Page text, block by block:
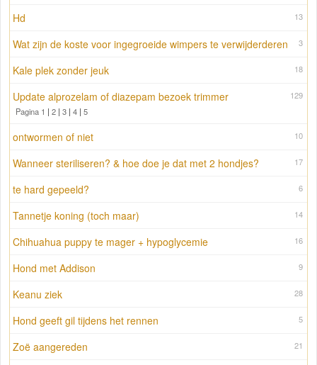
13
Hd
3
Wat zijn de koste voor ingegroeide wimpers te verwijderderen
18
Kale plek zonder jeuk
129
Update alprozelam of diazepam bezoek trimmer
Pagina 1 | 2 | 3 | 4 | 5
10
ontwormen of niet
17
Wanneer steriliseren? & hoe doe je dat met 2 hondjes?
6
te hard gepeeld?
14
Tannetje koning (toch maar)
16
Chihuahua puppy te mager + hypoglycemie
9
Hond met Addison
28
Keanu ziek
5
Hond geeft gil tijdens het rennen
21
Zoë aangereden